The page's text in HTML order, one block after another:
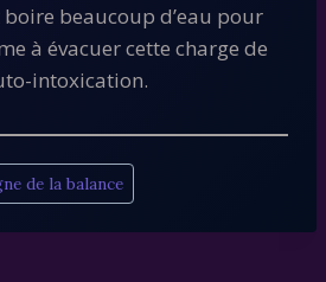
beaucoup d’eau pour
à évacuer cette charge de
intoxication.
de la balance